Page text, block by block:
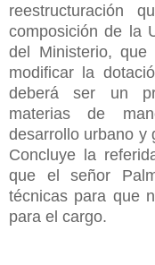
reestructuración
composición de la
del Ministerio,
modificar la
deberá ser un
materias de
desarrollo urbano y
Concluye la
que el señor
técnicas para que
para el cargo.